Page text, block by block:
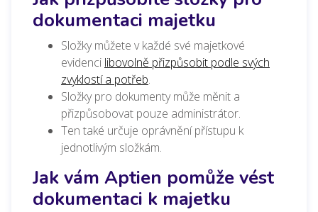
dokumentaci majetku
Složky můžete v každé své majetkové
evidenci libovolně přizpůsobit podle svých
zvyklostí a potřeb.
Složky pro dokumenty může měnit a
přizpůsobovat pouze administrátor.
Ten také určuje oprávnění přístupu k
jednotlivým složkám.
Jak vám Aptien pomůže vést
dokumentaci k majetku